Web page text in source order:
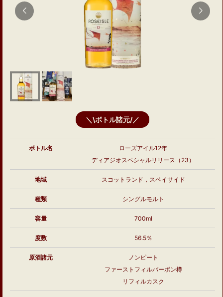
＼\ボトル諸元/／
ボトル名
ローズアイル12年
ディアジオスペシャルリリース（23）
地域 スコットランド，スペイサイド
種類 シングルモルト
容量 700ml
度数 56.5％
原酒諸元
ノンピート
ファーストフィルバーボン樽
リフィルカスク